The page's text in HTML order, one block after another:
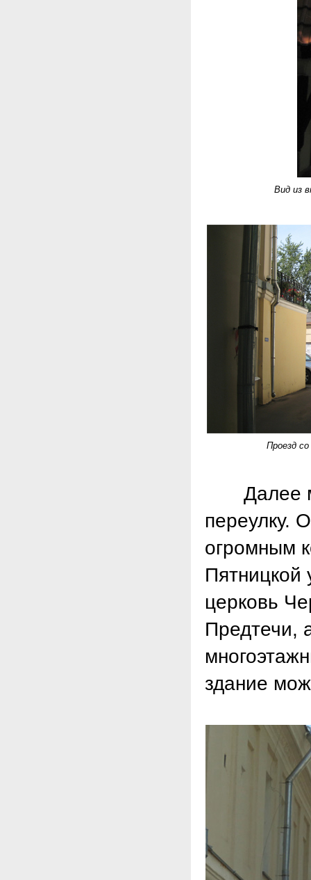
Вид из
Проезд
Далее
переулку.
огромным
Пятницкой
церковь
Предтечи,
здание